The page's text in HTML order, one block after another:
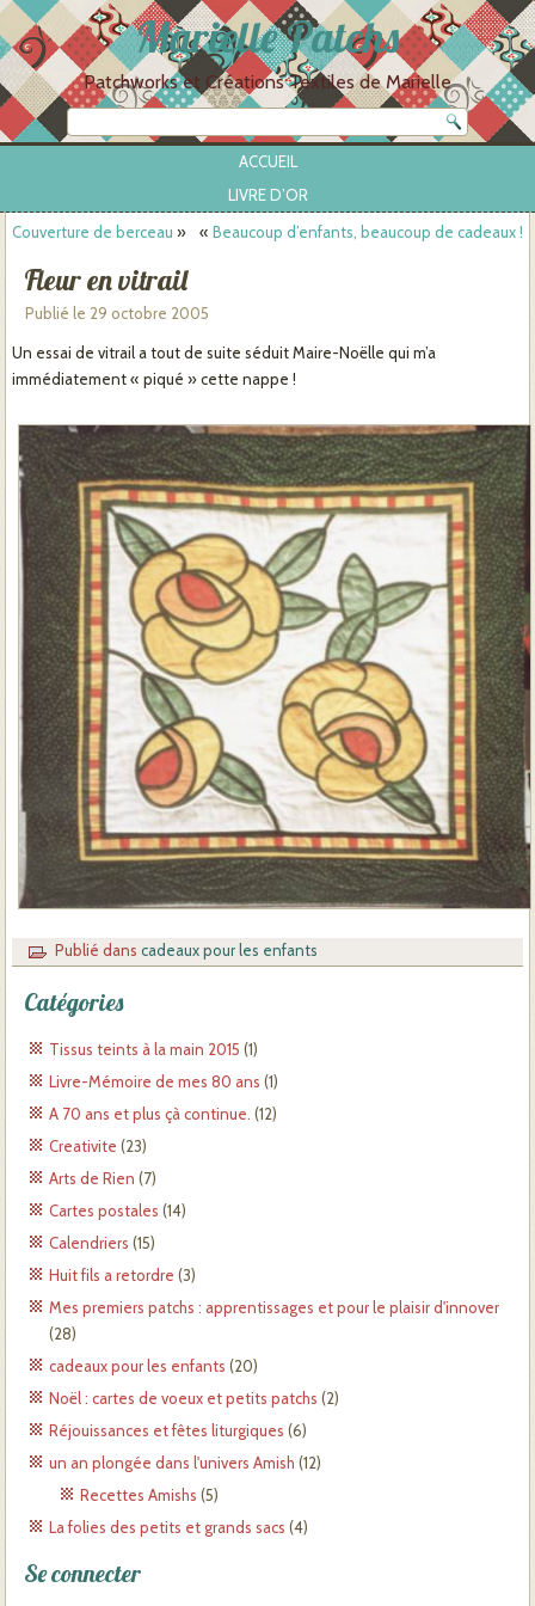
Marielle Patchs
Patchworks et Créations Textiles de Marielle
ACCUEIL
LIVRE D’OR
Couverture de berceau » « Beaucoup d’enfants, beaucoup de cadeaux !
Fleur en vitrail
Publié le 29 octobre 2005
Un essai de vitrail a tout de suite séduit Maire-Noëlle qui m’a
immédiatement « piqué » cette nappe !
Publié dans cadeaux pour les enfants
Catégories
Tissus teints à la main 2015 (1)
Livre-Mémoire de mes 80 ans (1)
A 70 ans et plus çà continue. (12)
Creativite (23)
Arts de Rien (7)
Cartes postales (14)
Calendriers (15)
Huit fils a retordre (3)
Mes premiers patchs : apprentissages et pour le plaisir d'innover
(28)
cadeaux pour les enfants (20)
Noël : cartes de voeux et petits patchs (2)
Réjouissances et fêtes liturgiques (6)
un an plongée dans l'univers Amish (12)
Recettes Amishs (5)
La folies des petits et grands sacs (4)
Se connecter